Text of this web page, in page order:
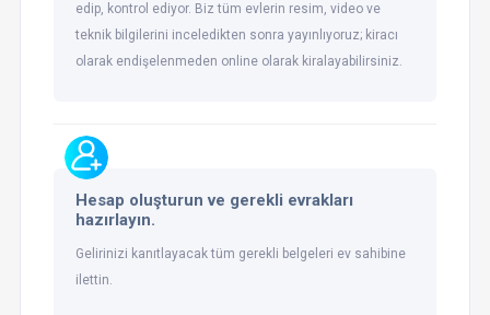
edip, kontrol ediyor. Biz tüm evlerin resim, video ve
teknik bilgilerini inceledikten sonra yayınlıyoruz; kiracı
olarak endişelenmeden online olarak kiralayabilirsiniz.
Hesap oluşturun ve gerekli evrakları
hazırlayın.
Gelirinizi kanıtlayacak tüm gerekli belgeleri ev sahibine
ilettin.